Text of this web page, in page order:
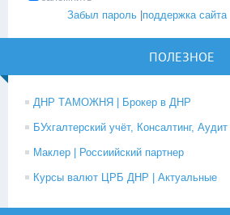
Забыл пароль| поддержка сайта|
ПОЛЕЗНОЕ
ДНР ТАМОЖНЯ | Брокер в ДНР
БУхгалтерский учёт, Консалтинг, Аудит
Маклер | Россиийский партнер
Курсы валют ЦРБ ДНР | Актуальные